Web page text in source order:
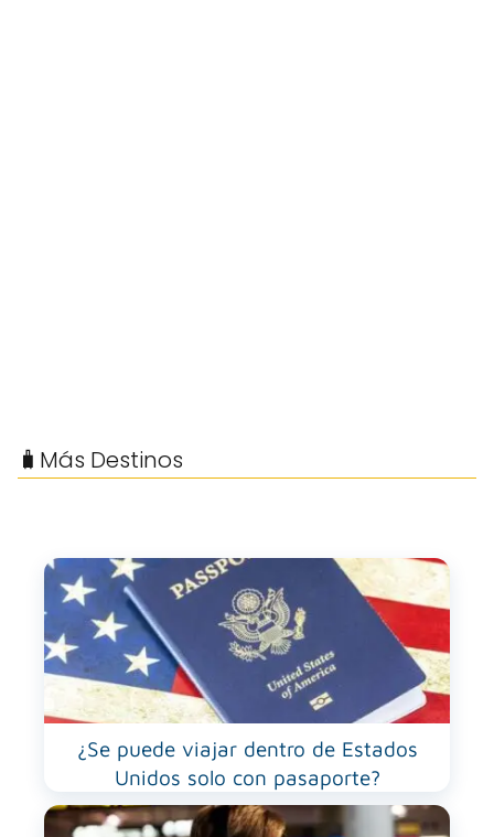
🧳Más Destinos
¿Se puede viajar dentro de Estados
Unidos solo con pasaporte?